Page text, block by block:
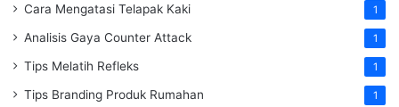
Cara Mengatasi Telapak Kaki 1
Analisis Gaya Counter Attack 1
Tips Melatih Refleks 1
Tips Branding Produk Rumahan 1